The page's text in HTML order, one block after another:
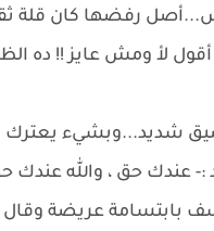
رفضها كان قلة
لأ ومش عايز !! ده
شديد...وبشيء يعترك
:- عندك حق ، والله عندك
بابتسامة عريضة وقال